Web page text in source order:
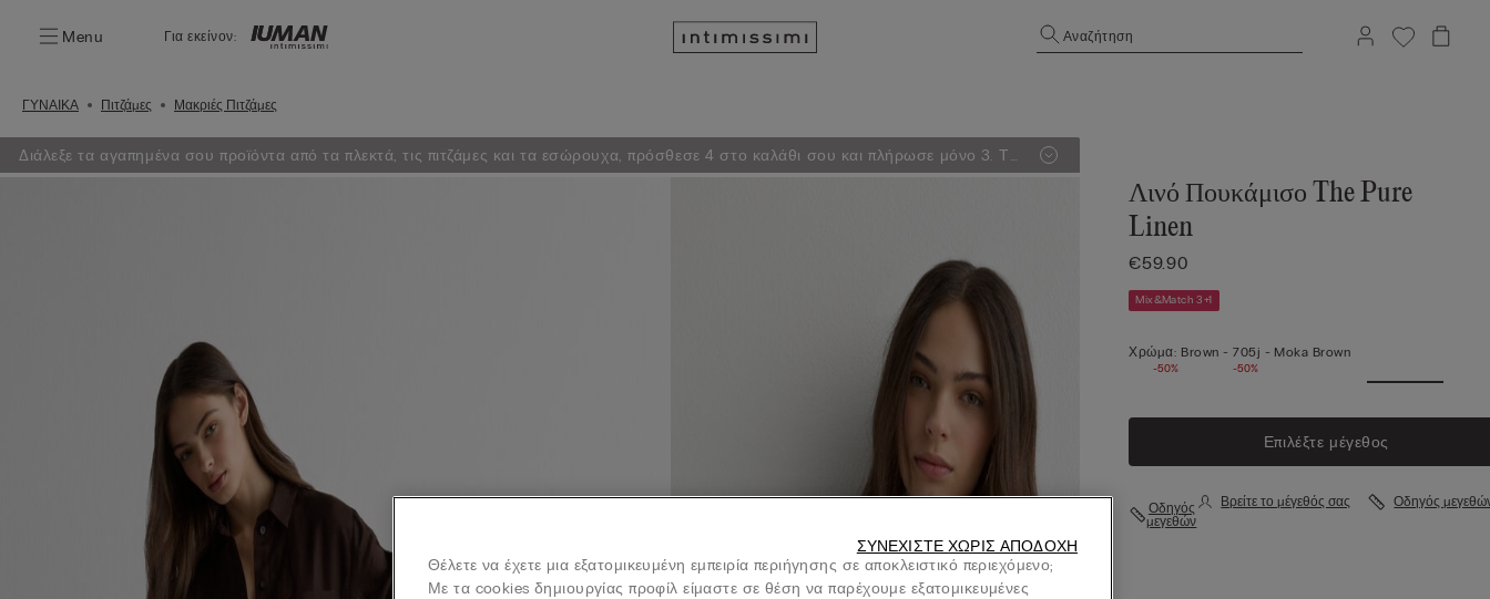
Menu Για εκείνον: Αναζήτηση
ΓΥΝΑΙΚΑ Πιτζάμες Μακριές Πιτζάμες
Διάλεξε τα αγαπημένα σου προϊόντα από τα πλεκτά, τις πιτζάμες και τα εσώρουχα, πρόσθεσε 4 στο καλάθι σου και πλήρωσε μόνο 3. Το
φθηνότερο είναι δωρεάν!
Λινό Πουκάμισο The Pure
Linen
€59.90
Mix&Match 3+1
Χρώμα: Brown -705j - Moka Brown
-50% -50%
Επιλέξτε μέγεθος
Οδηγός
μεγεθών
Βρείτε το μέγεθός σας Οδηγός
Θέλετε να έχετε μια εξατομικευμένη εμπειρία περιήγησης σε αποκλειστικό περιεχόμενο;
Με τα cookies δημιουργίας προφίλ είμαστε σε θέση να παρέχουμε εξατομικευμένες
ΣΥΝΕΧΊΣΤΕ ΧΩΡΊΣ ΑΠΟΔΟΧΉ